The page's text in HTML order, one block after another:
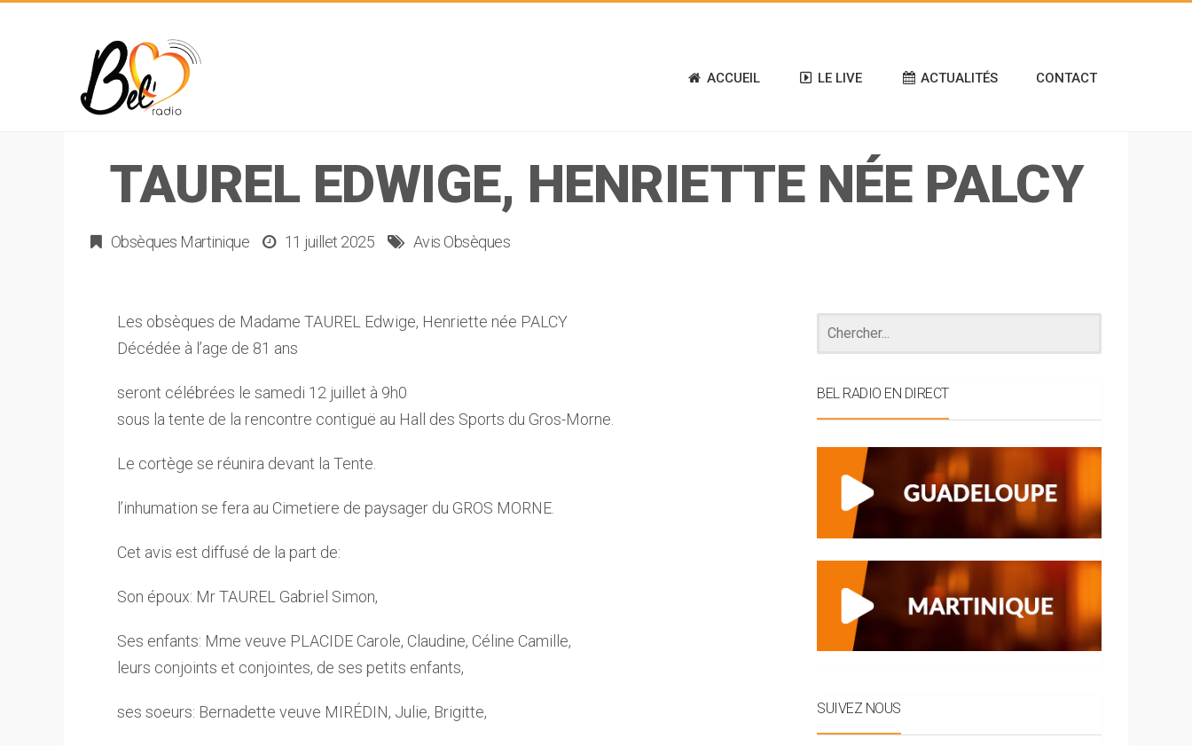
ACCUEIL LE LIVE ACTUALITÉS CONTACT
TAUREL EDWIGE, HENRIETTE NÉE PALCY
Obsèques Martinique 11 juillet 2025 Avis Obsèques
Les obsèques de Madame TAUREL Edwige, Henriette née PALCY
Décédée à l’age de 81 ans
seront célébrées le samedi 12 juillet à 9h0
sous la tente de la rencontre contiguë au Hall des Sports du Gros-Morne.
Le cortège se réunira devant la Tente.
l’inhumation se fera au Cimetiere de paysager du GROS MORNE.
Cet avis est diffusé de la part de:
Son époux: Mr TAUREL Gabriel Simon,
Ses enfants: Mme veuve PLACIDE Carole, Claudine, Céline Camille,
leurs conjoints et conjointes, de ses petits enfants,
ses soeurs: Bernadette veuve MIRÉDIN, Julie, Brigitte,
BEL RADIO EN DIRECT
SUIVEZ NOUS